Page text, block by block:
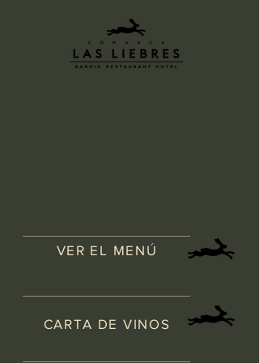
VER EL MENÚ
CARTA DE VINOS